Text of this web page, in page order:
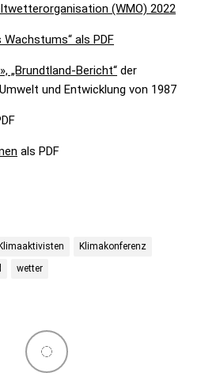
(WMO) 2022
Wachstums“ als PDF
„Brundtland-Bericht“ der
und Entwicklung von 1987
als PDF
Klimakonferenz
wetter